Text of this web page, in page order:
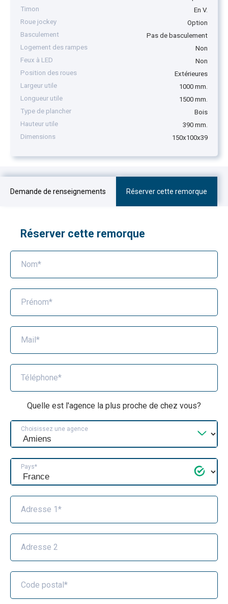
Timon
En V.
Roue jockey
Option
Basculement
Pas de basculement
Logement des rampes
Non
Feux à LED
Non
Position des roues
Extérieures
Largeur utile
1000 mm.
Longueur utile
1500 mm.
Type de plancher
Bois
Hauteur utile
390 mm.
Dimensions
150x100x39
Demande de renseignements Réserver cette remorque
Réserver cette remorque
Nom*
Prénom*
Mail*
Téléphone*
Quelle est l'agence la plus proche de chez vous?
Choisissez une agence
Pays*
Adresse 1*
Adresse 2
Code postal*